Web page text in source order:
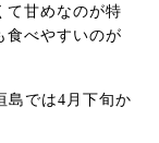
て甘めなのが特
食べやすいのが
島では4月下旬か